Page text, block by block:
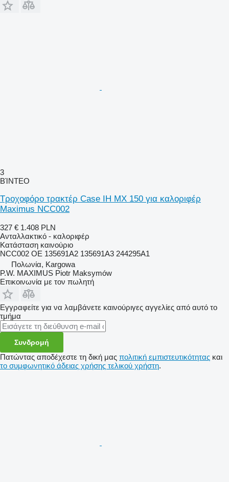
3
ΒΊΝΤΕΟ
Τροχοφόρο τρακτέρ Case IH MX 150 για καλοριφέρ
Maximus NCC002
327 € 1.408 PLN
Ανταλλακτικό - καλοριφέρ
Κατάσταση καινούριο
NCC002 OE 135691A2 135691A3 244295A1
Πολωνία, Kargowa
P.W. MAXIMUS Piotr Maksymów
Επικοινωνία με τον πωλητή
Εγγραφείτε για να λαμβάνετε καινούριγες αγγελίες από αυτό το
τμήμα
Συνδρομή
Πατώντας αποδέχεστε τη δική μας πολιτική εμπιστευτικότητας και
το συμφωνητικό άδειας χρήσης τελικού χρήστη.